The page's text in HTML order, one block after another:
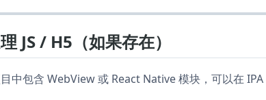
JS / H5（如果存在）
中包含 WebView 或 React Native 模块，可以在 IPA